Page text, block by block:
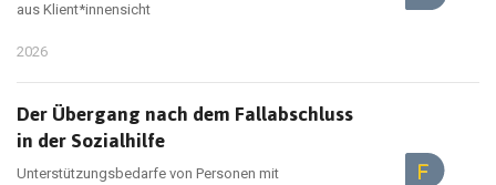
aus Klient*innensicht
2026
Der Übergang nach dem Fallabschluss
in der Sozialhilfe
Unterstützungsbedarfe von Personen mit